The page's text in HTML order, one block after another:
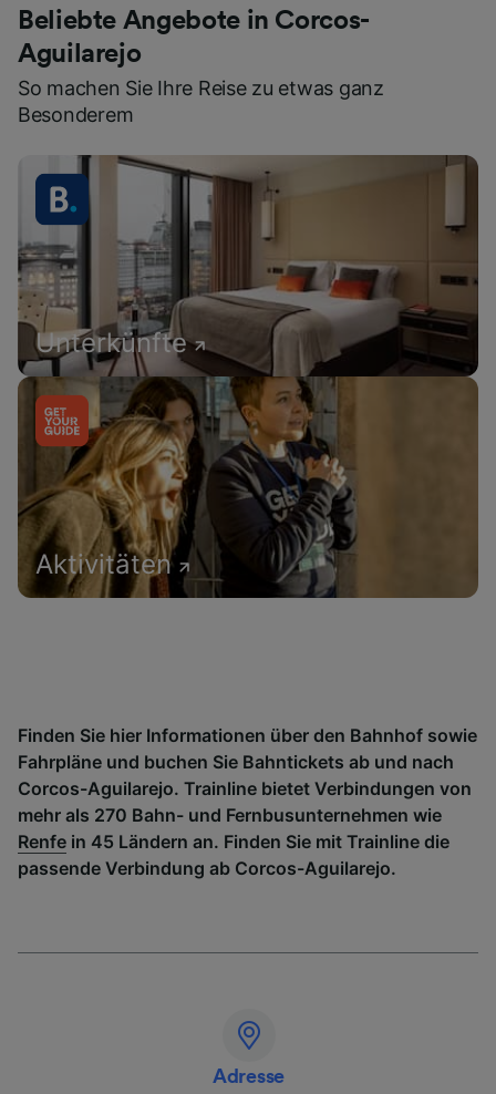
Beliebte Angebote in Corcos-
Aguilarejo
So machen Sie Ihre Reise zu etwas ganz
Besonderem
Unterkünfte
Aktivitäten
Finden Sie hier Informationen über den Bahnhof sowie
Fahrpläne und buchen Sie Bahntickets ab und nach
Corcos-Aguilarejo. Trainline bietet Verbindungen von
mehr als 270 Bahn- und Fernbusunternehmen wie
Renfe in 45 Ländern an. Finden Sie mit Trainline die
passende Verbindung ab Corcos-Aguilarejo.
Adresse